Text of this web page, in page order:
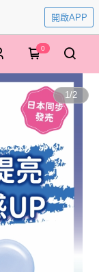
開啟APP
0
1/2